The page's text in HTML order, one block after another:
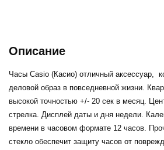
Описание
Часы Casio (Касио) отличный аксессуар,
деловой образ в повседневной жизни.
высокой точностью +/- 20 сек в месяц.
стрелка. Дисплей даты и дня недели.
времени в часовом формате 12 часов.
стекло обеспечит защиту часов от